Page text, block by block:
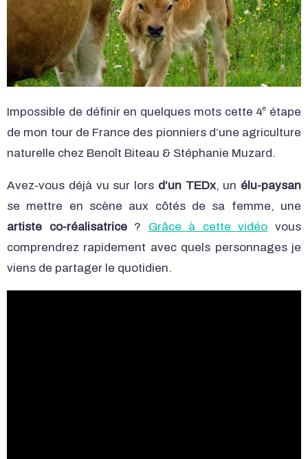
Impossible de définir en quelques mots cette 4e étape
de mon tour de France des pionniers d’une agriculture
naturelle chez Benoît Biteau & Stéphanie Muzard.
Avez-vous déjà vu sur lors d’un TEDx, un élu-paysan
se mettre en scène aux côtés de sa femme, une
artiste co-réalisatrice ? Grâce à cette vidéo vous
comprendrez rapidement avec quels personnages je
viens de partager le quotidien.